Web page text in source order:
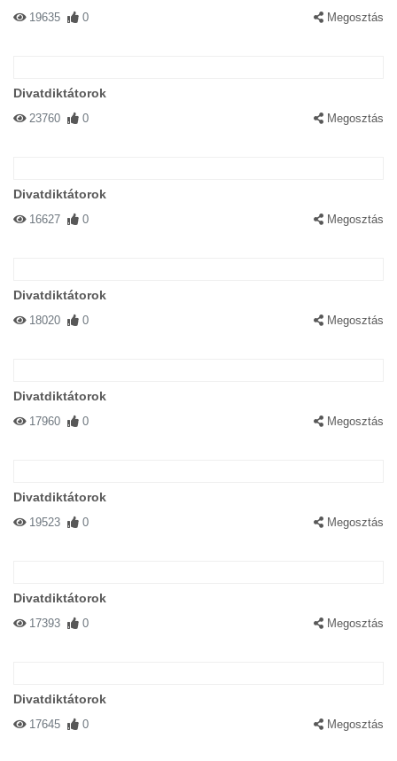
19635 0 Megosztás
Divatdiktátorok
23760 0 Megosztás
Divatdiktátorok
16627 0 Megosztás
Divatdiktátorok
18020 0 Megosztás
Divatdiktátorok
17960 0 Megosztás
Divatdiktátorok
19523 0 Megosztás
Divatdiktátorok
17393 0 Megosztás
Divatdiktátorok
17645 0 Megosztás